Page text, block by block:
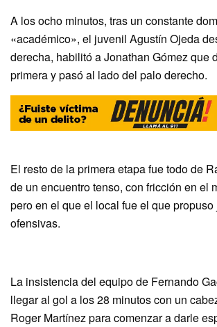
A los ocho minutos, tras un constante
«académico», el juvenil Agustín Ojeda
derecha, habilitó a Jonathan Gómez que
primera y pasó al lado del palo derecho.
El resto de la primera etapa fue todo de
de un encuentro tenso, con fricción en el
pero en el que el local fue el que
ofensivas.
La insistencia del equipo de Fernando
llegar al gol a los 28 minutos con un
Roger Martínez para comenzar a darle